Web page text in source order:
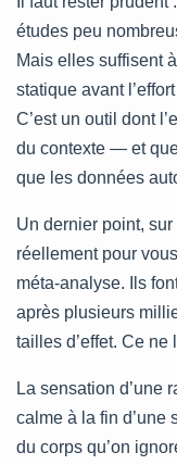
études peu
Mais elles suffisent
statique avant l’effort
C’est un outil dont
du contexte — et
que les données
Un dernier point,
réellement pour
méta-analyse. Ils
après plusieurs
tailles d’effet. Ce ne
La sensation d’une
calme à la fin d’une
du corps qu’on